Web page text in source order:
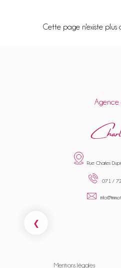
Cette page n'existe plus
Agence
Rue Charles
071 /
Mentions légales